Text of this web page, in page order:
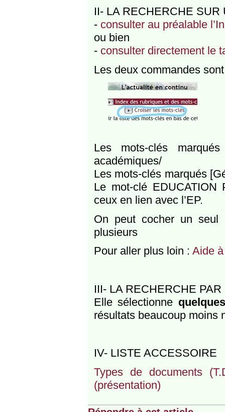
II- LA RECHERCHE
- consulter au préalable
ou bien
- consulter directement le
Les deux commandes
Les mots-clés
académiques/
Les mots-clés marqués
Le mot-clé EDUCATION
ceux en lien avec l’EP.
On peut cocher un seul
plusieurs
Pour aller plus loin : Aide
III- LA RECHERCHE
Elle sélectionne
résultats beaucoup moins
IV- LISTE ACCESSOIRE
Types de documents
(présentation)